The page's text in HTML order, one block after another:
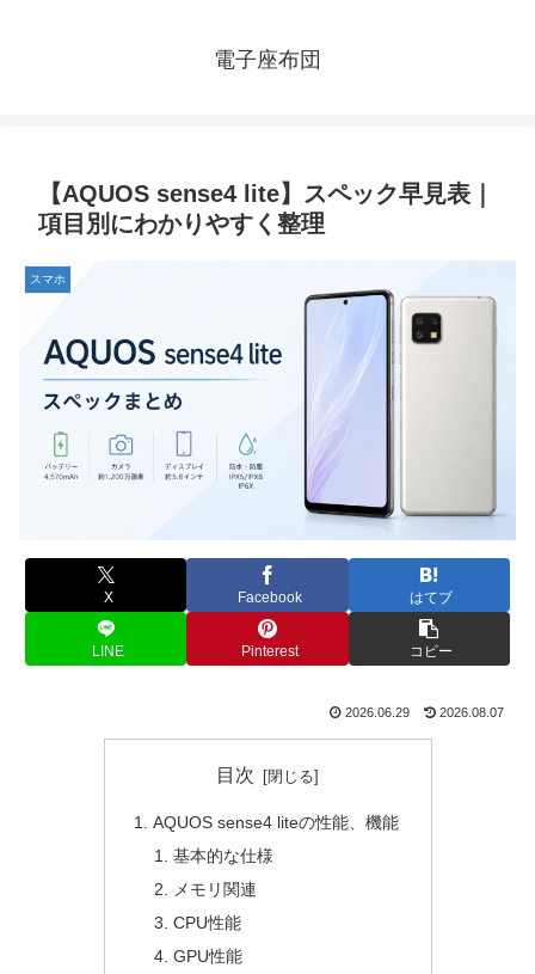
電子座布団
【AQUOS sense4 lite】スペック早見表｜
項目別にわかりやすく整理
スマホ
X Facebook はてブ
LINE Pinterest コピー
2026.06.29 2026.08.07
目次
AQUOS sense4 liteの性能、機能
基本的な仕様
メモリ関連
CPU性能
GPU性能